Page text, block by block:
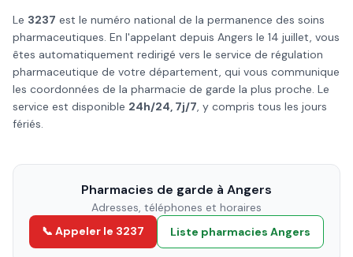
Le 3237 est le numéro national de la permanence des soins
pharmaceutiques. En l'appelant depuis Angers le 14 juillet, vous
êtes automatiquement redirigé vers le service de régulation
pharmaceutique de votre département, qui vous communique
les coordonnées de la pharmacie de garde la plus proche. Le
service est disponible 24h/24, 7j/7, y compris tous les jours
fériés.
Pharmacies de garde à Angers
Adresses, téléphones et horaires
📞 Appeler le 3237
Liste pharmacies Angers